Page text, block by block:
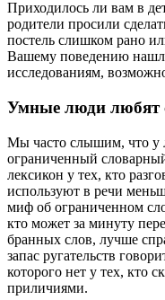
Приходилось ли вам в
родители просили
постель слишком рано
Вашему поведению
исследованиям,
Умные люди любят
Мы часто слышим, что у
ограниченный
лексикон у тех, кто
используют в речи
миф об ограниченном
кто может за минуту
бранных слов, лучше
запас ругательств
которого нет у тех, кто
приличиями.